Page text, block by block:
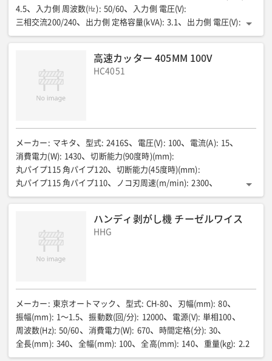
4.5
入力側 周波数(㎐): 50/60 入力側 電圧(V):
三相交流200/240
出力側 定格容量(kVA): 3.1 出力側 電圧(V):
三相交流200/240
出力側 周波数(Hz): 400 全長(mm): 180
その他①: 電源ON・OFFスイッチ
その他②: 運転停止の履歴調査対応(修理、診断時)
高速カッター 405MM 100V
HC4051
メーカー : マキタ 型式: 2416S 電圧(V): 100 電流(A): 15
消費電力(W): 1430 切断能力(90度時)(mm):
丸パイプ115 角パイプ120
切断能力(45度時)(mm):
丸パイプ115 角パイプ110
ノコ刃周速(m/min): 2300
電源コード(m): 5 全長(mm): 610 全幅(mm): 265 全高(mm):
ハンディ剥がし機 チーゼルワイス
HHG
メーカー : 東京オートマック 型式: CH-80 刃幅(mm): 80
振幅(mm): 1〜1.5 振動数(回/分): 12000 電源(V): 単相100
周波数(Hz): 50/60 消費電力(W): 670 時間定格(分): 30
全長(mm): 340 全幅(mm): 100 全高(mm): 140 重量(kg): 2.2